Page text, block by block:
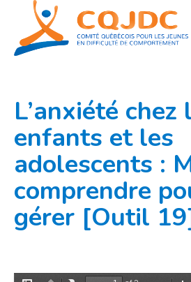
contenu
L’anxiété chez
enfants et les
adolescents :
comprendre
gérer [Outil